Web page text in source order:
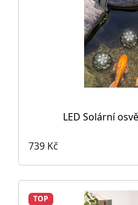
LED Solární
739 Kč
TOP